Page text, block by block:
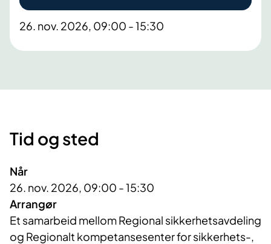
26. nov. 2026, 09:00 - 15:30
Tid og sted
Når
26. nov. 2026, 09:00 - 15:30
Arrangør
Et samarbeid mellom Regional sikkerhetsavdeling
og Regionalt kompetansesenter for sikkerhets-,